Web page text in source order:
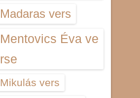
Madaras vers
Mentovics Éva ve
rse
Mikulás vers